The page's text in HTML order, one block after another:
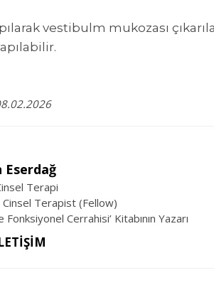
vestibulm mukozası
Eserdağ
Terapi
Terapist (Fellow)
Cerrahisi’ Kitabının Yazarı